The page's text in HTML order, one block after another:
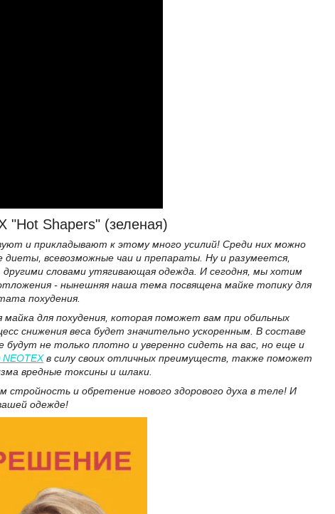
"Hot Shapers" (зеленая)
и прикладывают к этому много усилий! Среди них можно
всевозможные чаи и препараты. Ну и разумеется,
словами утягивающая одежда. И сегодня, мы хотим
- нынешняя наша тема посвящена майке топику для
похудения.
майка для похудения, которая поможет вам при обильных
снижения веса будет значительно ускоренным. В составе
не только плотно и уверенно сидеть на вас, но еще и
в силу своих отличных преимуществ, также поможет
вредные токсины и шлаки.
и обретение нового здорового духа в теле! И
одежде!